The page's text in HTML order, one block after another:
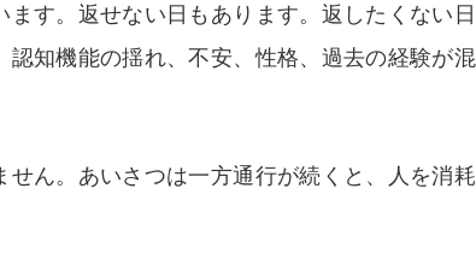
す。返せない日もあります。返したくない日
知機能の揺れ、不安、性格、過去の経験が混
ん。あいさつは一方通行が続くと、人を消耗